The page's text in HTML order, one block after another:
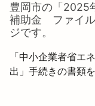
豊岡市の「 2025
補助金 ファイ
ジです。
「中小企業者省エ
出」手続きの書類